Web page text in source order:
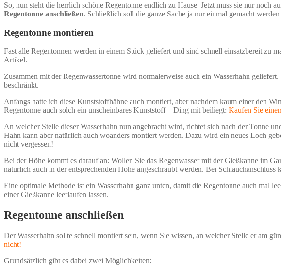
So, nun steht die herrlich schöne Regentonne endlich zu Hause. Jetzt muss sie nur noch
Regentonne anschließen. Schließlich soll die ganze Sache ja nur einmal gemacht
Regentonne montieren
Fast alle Regentonnen werden in einem Stück geliefert und sind schnell einsatzbereit zu
Artikel.
Zusammen mit der Regenwassertonne wird normalerweise auch ein Wasserhahn
beschränkt.
Anfangs hatte ich diese Kunststoffhähne auch montiert, aber nachdem kaum einer den
Regentonne auch solch ein unscheinbares Kunststoff – Ding mit beiliegt: Kaufen Sie
An welcher Stelle dieser Wasserhahn nun angebracht wird, richtet sich nach der Tonne
Hahn kann aber natürlich auch woanders montiert werden. Dazu wird ein neues Loch
nicht vergessen!
Bei der Höhe kommt es darauf an: Wollen Sie das Regenwasser mit der Gießkanne im
natürlich auch in der entsprechenden Höhe angeschraubt werden. Bei Schlauchanschluss
Eine optimale Methode ist ein Wasserhahn ganz unten, damit die Regentonne auch mal
einer Gießkanne leerlaufen lassen.
Regentonne anschließen
Der Wasserhahn sollte schnell montiert sein, wenn Sie wissen, an welcher Stelle er am
nicht!
Grundsätzlich gibt es dabei zwei Möglichkeiten: